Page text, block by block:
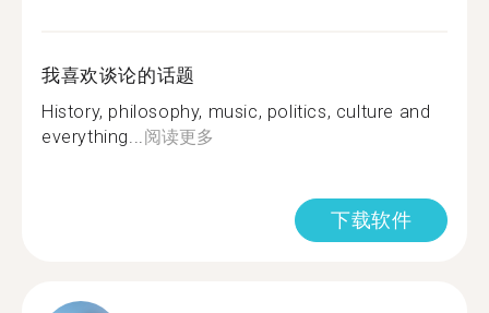
我喜欢谈论的话题
History, philosophy, music, politics, culture and
everything...阅读更多
下载软件